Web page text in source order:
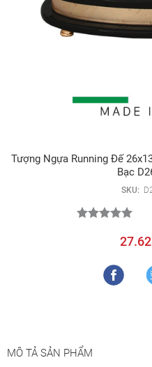
Tượng Ngựa Running Đế
Bạc
SKU:
MÔ TẢ SẢN PHẨM